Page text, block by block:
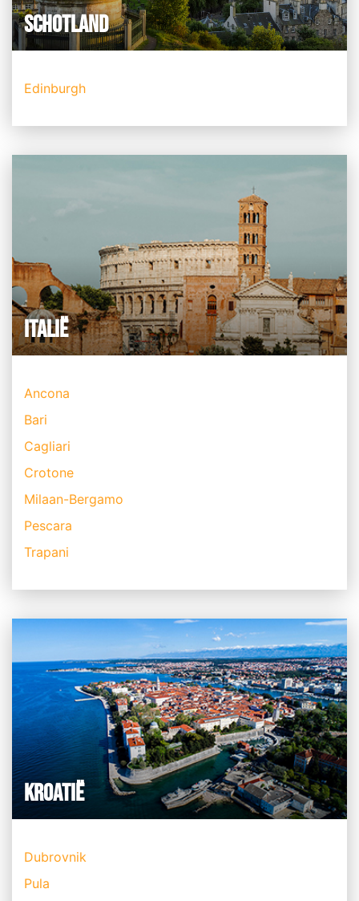
SCHOTLAND
Edinburgh
ITALIË
Ancona
Bari
Cagliari
Crotone
Milaan-Bergamo
Pescara
Trapani
KROATIË
Dubrovnik
Pula